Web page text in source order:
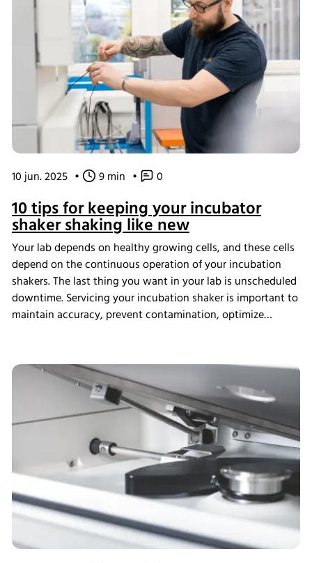
10 jun. 2025 • 9 min • 0
10 tips for keeping your incubator
shaker shaking like new
Your lab depends on healthy growing cells, and these cells
depend on the continuous operation of your incubation
shakers. The last thing you want in your lab is unscheduled
downtime. Servicing your incubation shaker is important to
maintain accuracy, prevent contamination, optimize
precision, reliability and consistency are crucial.